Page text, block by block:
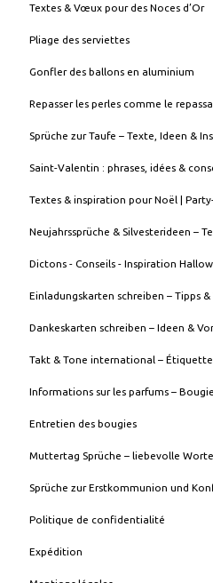
Textes & Vœux pour des Noces d’Or
Pliage des serviettes
Gonfler des ballons en aluminium
Repasser les perles comme le
Sprüche zur Taufe – Texte, Ideen &
Saint-Valentin : phrases, idées &
Textes & inspiration pour Noël |
Neujahrssprüche & Silvesterideen –
Dictons - Conseils - Inspiration
Einladungskarten schreiben – Tipps
Dankeskarten schreiben – Ideen &
Takt & Tone international –
Informations sur les parfums –
Entretien des bougies
Muttertag Sprüche – liebevolle
Sprüche zur Erstkommunion und
Politique de confidentialité
Expédition